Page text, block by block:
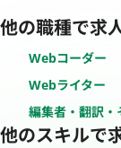
他の職種で求
Webコーダー
Webライター
編集者・翻訳・
他のスキルで